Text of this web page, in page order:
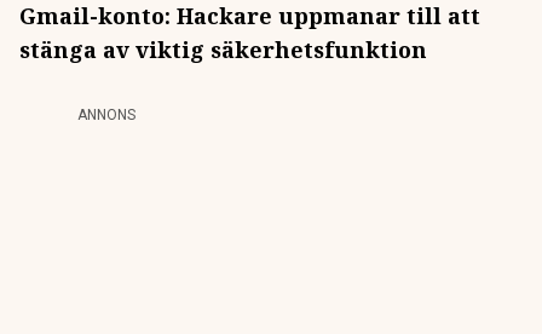
Gmail-konto: Hackare uppmanar till att
stänga av viktig säkerhetsfunktion
ANNONS